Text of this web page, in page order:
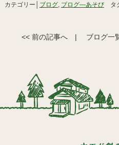
カテゴリー│ ブログ, ブログ―あそびタ
<< 前の記事へ | ブログ一